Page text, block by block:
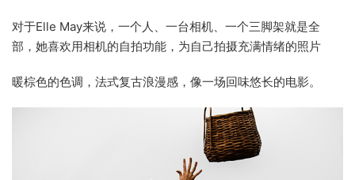
对于Elle May来说，一个人、一台相机、一个三脚架就是全
部，她喜欢用相机的自拍功能，为自己拍摄充满情绪的照片
暖棕色的色调，法式复古浪漫感，像一场回味悠长的电影。